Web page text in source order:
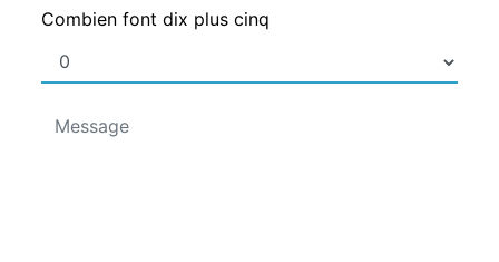
Combien font dix plus cinq